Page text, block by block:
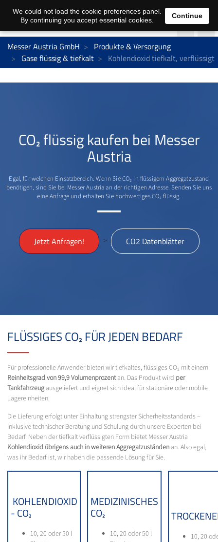
Messer Austria GmbH
Produkte & Versorgung
Gase flüssig & tiefkalt
Kohlendioxid tiefkalt, verflüssigt
CO₂ flüssig kaufen bei Messer
Austria
Egal, für welchen Einsatzbereich: Wenn Sie CO₂ in flüssigem Aggregatzustand
benötigen, sind Sie bei Messer Austria an der richtigen Adresse. Senden Sie uns
eine Anfrage und erhalten Sie hochwertiges CO₂ flüssig.
Jetzt Anfragen! > CO2 Datenblätter
FLÜSSIGES CO₂ FÜR JEDEN BEDARF
Für professionelle Anwender bieten wir tiefkaltes, flüssiges CO₂ mit einem
Reinheitsgrad von 99,9 Volumenprozentan. Das Produkt wird per
Tankfahrzeugausgeliefert und eignet sich ideal für stationäre oder mobile
Lagereinheiten.
Die Lieferung erfolgt unter Einhaltung strengster Sicherheitsstandards –
inklusive technischer Beratung und Schulung durch unsere Experten bei
Bedarf. Neben der tiefkalt verflüssigten Form bietet Messer Austria
Kohlendioxid übrigens auch in weiteren Aggregatzuständenan. Also egal,
was ihr Bedarf ist, wir haben die passende Lösung für Sie.
KOHLENDIOXID
- CO₂
10, 20 oder 50 l
MEDIZINISCHES
CO₂
10, 20 oder 50 l
10, 20
We could not load the cookie preferences panel.
By continuing you accept essential cookies.
Continue